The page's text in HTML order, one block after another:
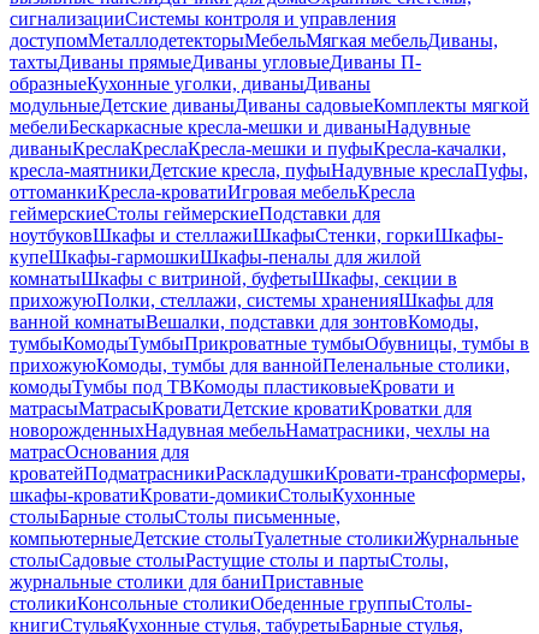
сигнализацииСистемы контроля и управления
доступомМеталлодетекторыМебельМягкая мебельДиваны,
тахтыДиваны прямыеДиваны угловыеДиваны П-
образныеКухонные уголки, диваныДиваны
модульныеДетские диваныДиваны садовыеКомплекты мягкой
мебелиБескаркасные кресла-мешки и диваныНадувные
диваныКреслаКреслаКресла-мешки и пуфыКресла-качалки,
кресла-маятникиДетские кресла, пуфыНадувные креслаПуфы,
оттоманкиКресла-кроватиИгровая мебельКресла
геймерскиеСтолы геймерскиеПодставки для
ноутбуковШкафы и стеллажиШкафыСтенки, горкиШкафы-
купеШкафы-гармошкиШкафы-пеналы для жилой
комнатыШкафы с витриной, буфетыШкафы, секции в
прихожуюПолки, стеллажи, системы храненияШкафы для
ванной комнатыВешалки, подставки для зонтовКомоды,
тумбыКомодыТумбыПрикроватные тумбыОбувницы, тумбы в
прихожуюКомоды, тумбы для ваннойПеленальные столики,
комодыТумбы под ТВКомоды пластиковыеКровати и
матрасыМатрасыКроватиДетские кроватиКроватки для
новорожденныхНадувная мебельНаматрасники, чехлы на
матрасОснования для
кроватейПодматрасникиРаскладушкиКровати-трансформеры,
шкафы-кроватиКровати-домикиСтолыКухонные
столыБарные столыСтолы письменные,
компьютерныеДетские столыТуалетные столикиЖурнальные
столыСадовые столыРастущие столы и партыСтолы,
журнальные столики для баниПриставные
столикиКонсольные столикиОбеденные группыСтолы-
книгиСтульяКухонные стулья, табуретыБарные стулья,